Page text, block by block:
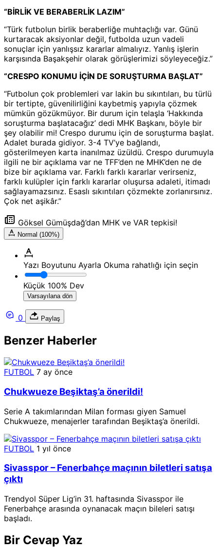
“BİRLİK VE BERABERLİK LAZIM”
“Türk futbolun birlik beraberliğe muhtaçlığı var. Günü
kurtaracak aksiyonlar değil, futbolda uzun vadeli
sonuçlar için yanlışsız kararlar almalıyız. Yanlış işlerin
karşısında Başakşehir olarak görüşlerimizi söyleyeceğiz.”
“CRESPO KONUMU İÇİN DE SORUŞTURMA BAŞLAT”
“Futbolun çok problemleri var lakin bu sıkıntıları, bu türlü
bir tertipte, güvenilirliğini kaybetmiş yapıyla çözmek
mümkün gözükmüyor. Bir durum için telaşla ‘Hakkında
soruşturma başlatacağız’ dedi MHK Başkanı, böyle bir
şey olabilir mi! Crespo durumu için de soruşturma başlat.
Adalet burada gidiyor. 3-4 TV’ye bağlandı,
gösterilmeyen karta inanılmaz üzüldü. Crespo durumuyla
ilgili ne bir açıklama var ne TFF’den ne MHK’den ne de
bize bir açıklama var. Farklı farklı kararlar verirseniz,
farklı kulüpler için farklı kararlar oluşursa adaleti, itimadı
sağlayamazsınız. Esaslı sıkıntıları çözmekte zorlanırsınız.
Çok net aşikâr.”
Göksel Gümüşdağ’dan MHK ve VAR tepkisi!
Normal (100%)
Yazı Boyutunu Ayarla Okuma rahatlığı için seçin
Küçük 100% Dev
Varsayılana dön
0 Paylaş
Benzer Haberler
FUTBOL 7 ay önce
Chukwueze Beşiktaş’a önerildi!
Serie A takımlarından Milan forması giyen Samuel
Chukwueze, menajerler tarafından Beşiktaş’a önerildi.
FUTBOL 1 yıl önce
Sivasspor – Fenerbahçe maçının biletleri satışa
çıktı
Trendyol Süper Lig’in 31. haftasında Sivasspor ile
Fenerbahçe arasında oynanacak maçın bileleri satışı
başladı.
Bir Cevap Yaz